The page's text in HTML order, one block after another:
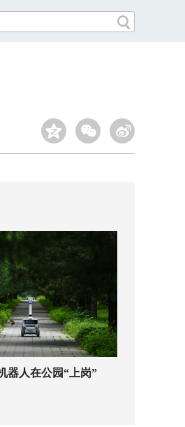
器人在公园“上岗”